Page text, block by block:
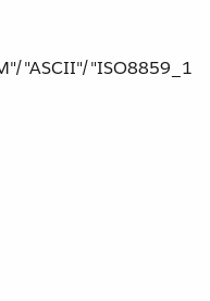
"ASCII"/"​ISO8859_1​